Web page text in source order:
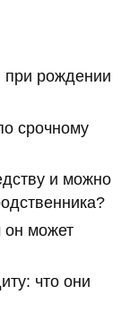
при рождении
срочному
и можно
он может
что они